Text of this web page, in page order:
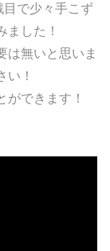
目で少々手こず
ました！
は無いと思いま
い！
できます！